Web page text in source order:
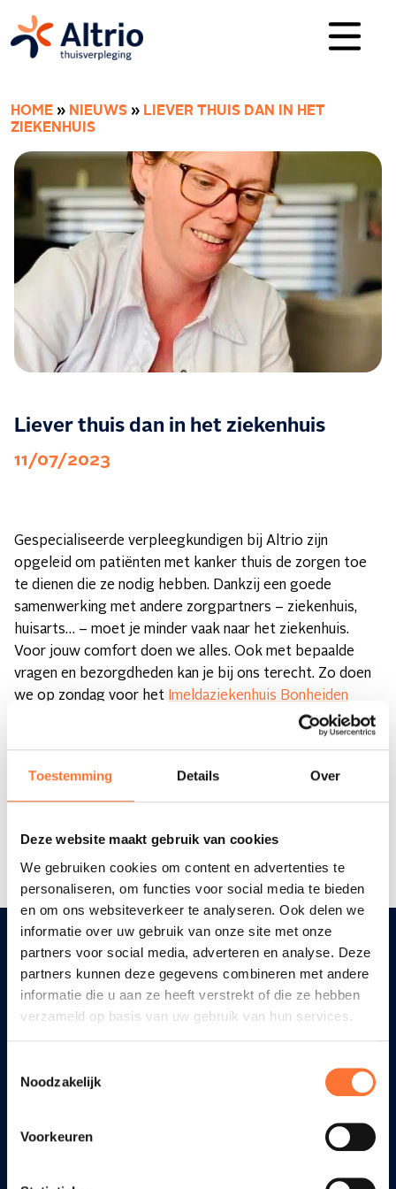
Toestemming Details Over
Deze website maakt gebruik van cookies
We gebruiken cookies om content en advertenties te
personaliseren, om functies voor social media te bieden
en om ons websiteverkeer te analyseren. Ook delen we
informatie over uw gebruik van onze site met onze
partners voor social media, adverteren en analyse. Deze
partners kunnen deze gegevens combineren met andere
informatie die u aan ze heeft verstrekt of die ze hebben
verzameld op basis van uw gebruik van hun services.
Noodzakelijk
Voorkeuren
HOME » NIEUWS » LIEVER THUIS DAN IN HET
ZIEKENHUIS
Liever thuis dan in het ziekenhuis
11/07/2023
Gespecialiseerde verpleegkundigen bij Altrio zijn
opgeleid om patiënten met kanker thuis de zorgen toe
te dienen die ze nodig hebben. Dankzij een goede
samenwerking met andere zorgpartners – ziekenhuis,
huisarts… – moet je minder vaak naar het ziekenhuis.
Voor jouw comfort doen we alles. Ook met bepaalde
vragen en bezorgdheden kan je bij ons terecht. Zo doen
we op zondag voor het Imeldaziekenhuis Bonheiden
bloednames. Christine Rottier, verpleegkundige bij
Diensten
Wondzorg
Oncologische zorgen
Geestelijke zorg en dementie